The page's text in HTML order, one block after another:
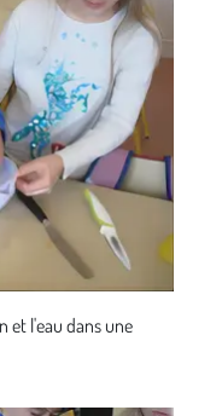
et l'eau dans une